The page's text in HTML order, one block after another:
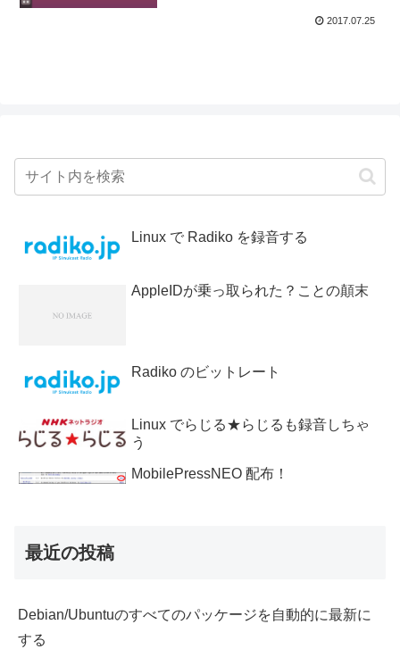
2017.07.25
Linux で Radiko を録音する
AppleIDが乗っ取られた？ことの顛末
Radiko のビットレート
Linux でらじる★らじるも録音しちゃ
う
MobilePressNEO 配布！
最近の投稿
Debian/Ubuntuのすべてのパッケージを自動的に最新に
する